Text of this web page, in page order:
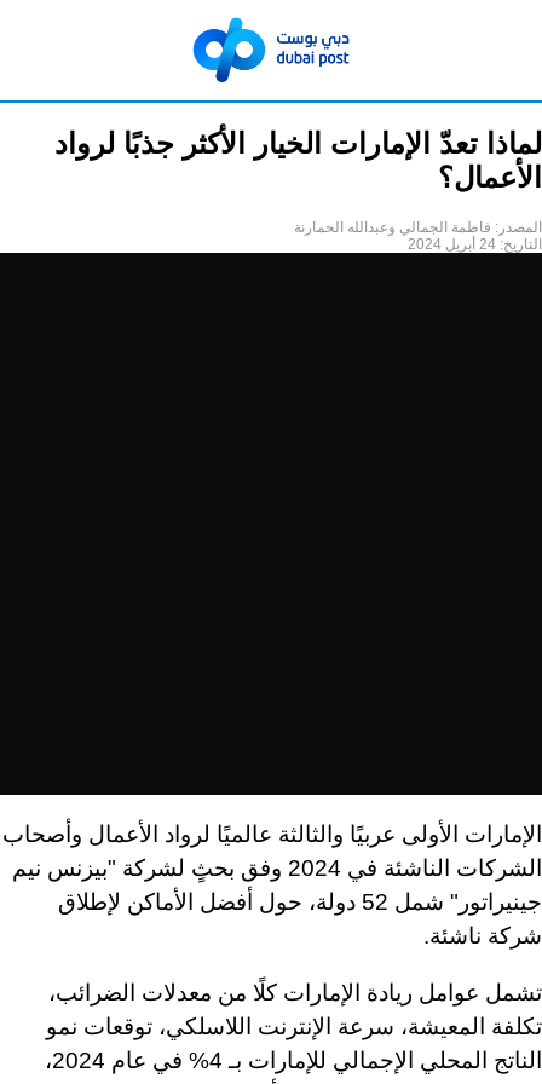
لماذا تعدّ الإمارات الخيار الأكثر جذبًا لرواد
الأعمال؟
المصدر: فاطمة الجمالي وعبدالله الحمارنة
التاريخ: 24 أبريل 2024
الإمارات الأولى عربيًا والثالثة عالميًا لرواد الأعمال وأصحاب
الشركات الناشئة في 2024 وفق بحثٍ لشركة "بيزنس نيم
جينيراتور" شمل 52 دولة، حول أفضل الأماكن لإطلاق
شركة ناشئة.
تشمل عوامل ريادة الإمارات كلًا من معدلات الضرائب،
تكلفة المعيشة، سرعة الإنترنت اللاسلكي، توقعات نمو
الناتج المحلي الإجمالي للإمارات بـ 4% في عام 2024،